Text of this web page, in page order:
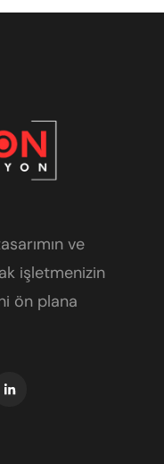
ve
işletmenizin
ön plana